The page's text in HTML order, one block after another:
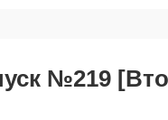
№219